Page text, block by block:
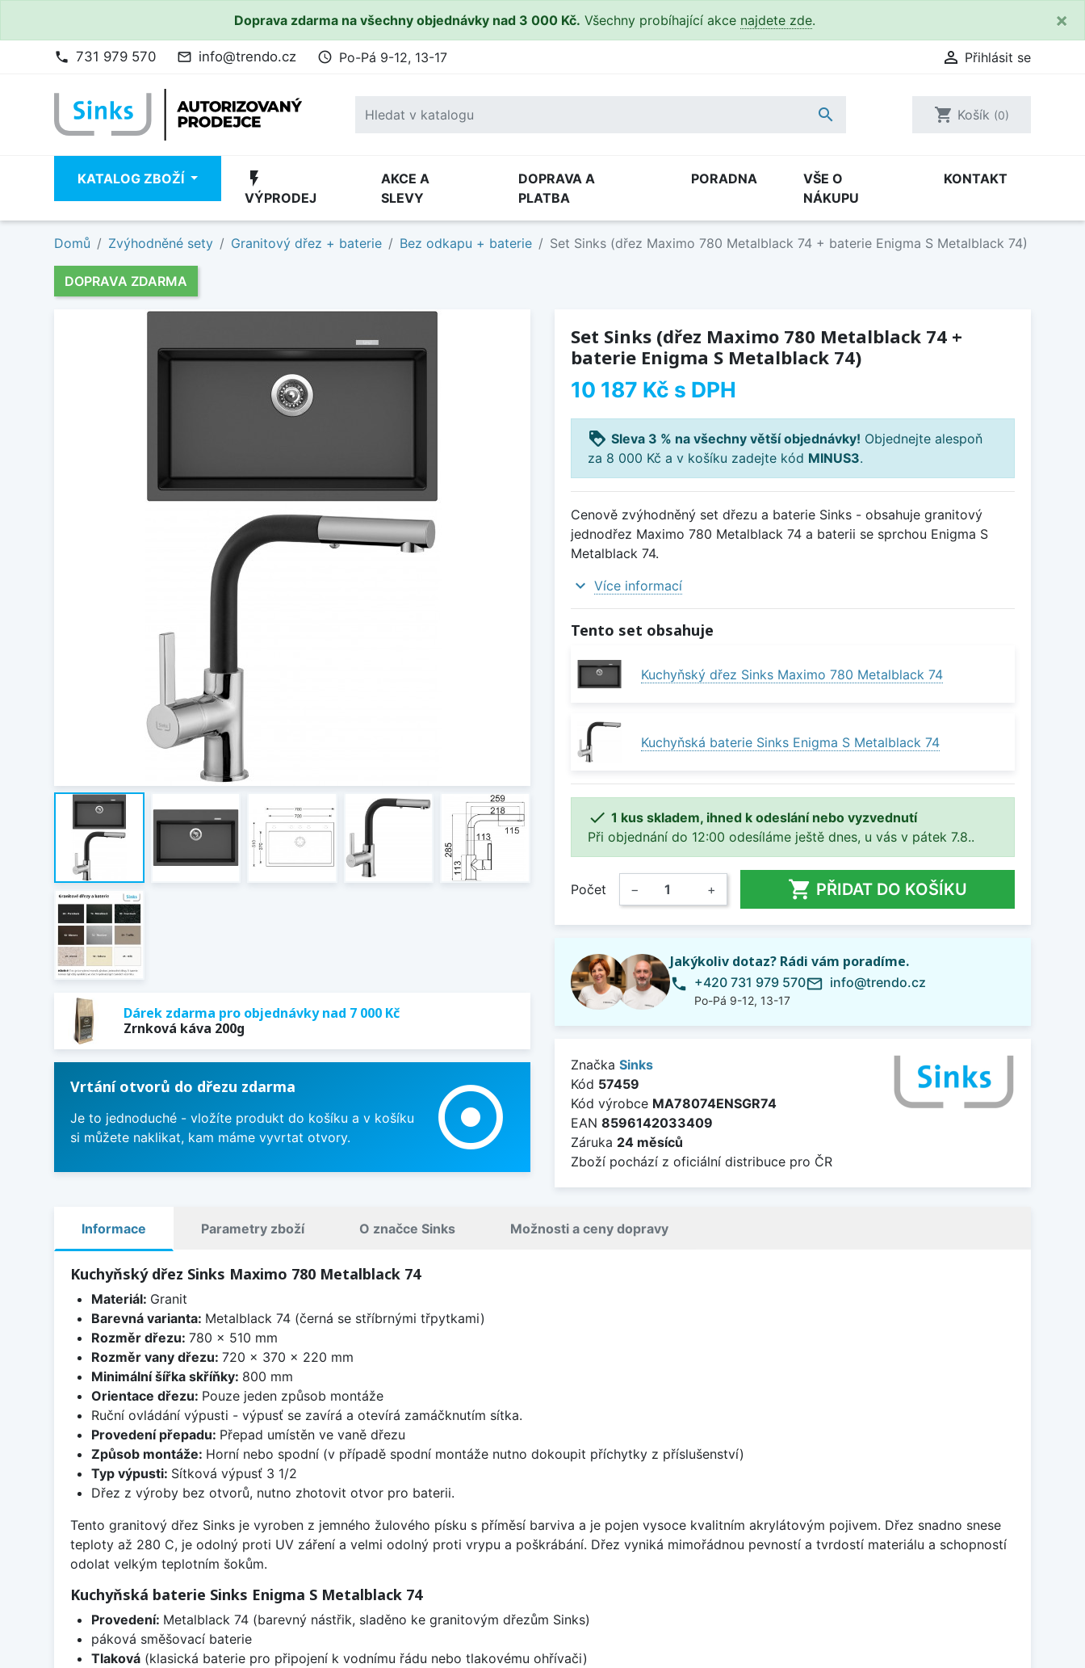
Doprava zdarma na všechny objednávky nad 3 000 Kč. Všechny probíhající akce najdete zde. ×
phone 731 979 570 mail_outline info@trendo.cz access_time Po-Pá 9-12, 13-17  Přihlásit se
 shopping_cart Košík (0)
KATALOG ZBOŽÍ flash_on
VÝPRODEJ
AKCE A
SLEVY
DOPRAVA A
PLATBA
PORADNA
VŠE O
NÁKUPU
KONTAKT
Domů Zvýhodněné sety Granitový dřez + baterie Bez odkapu + baterie Set Sinks (dřez Maximo 780 Metalblack 74 + baterie Enigma S Metalblack 74)
DOPRAVA ZDARMA
Dárek zdarma pro objednávky nad 7 000 Kč
Zrnková káva 200g
Vrtání otvorů do dřezu zdarma
Je to jednoduché - vložíte produkt do košíku a v košíku
si můžete naklikat, kam máme vyvrtat otvory.
adjust
Set Sinks (dřez Maximo 780 Metalblack 74 +
baterie Enigma S Metalblack 74)
10 187 Kč s DPH
loyalty Sleva 3 % na všechny větší objednávky! Objednejte alespoň
za 8 000 Kč a v košíku zadejte kód MINUS3.
Cenově zvýhodněný set dřezu a baterie Sinks - obsahuje granitový
jednodřez Maximo 780 Metalblack 74 a baterii se sprchou Enigma S
Metalblack 74.
expand_more Více informací
Tento set obsahuje
Kuchyňský dřez Sinks Maximo 780 Metalblack 74
Kuchyňská baterie Sinks Enigma S Metalblack 74
 1 kus skladem, ihned k odeslání nebo vyzvednutí
Při objednání do 12:00 odesíláme ještě dnes, u vás v pátek 7.8..
Počet − +  PŘIDAT DO KOŠÍKU
Jakýkoliv dotaz? Rádi vám poradíme.
phone +420 731 979 570
Po-Pá 9-12, 13-17
mail_outline info@trendo.cz
Značka Sinks
Kód 57459
Kód výrobce MA78074ENSGR74
EAN 8596142033409
Záruka 24 měsíců
Zboží pochází z oficiální distribuce pro ČR
Informace Parametry zboží O značce Sinks Možnosti a ceny dopravy
Kuchyňský dřez Sinks Maximo 780 Metalblack 74
Materiál: Granit
Barevná varianta: Metalblack 74 (černá se stříbrnými třpytkami)
Rozměr dřezu: 780 x 510 mm
Rozměr vany dřezu: 720 x 370 x 220 mm
Minimální šířka skříňky: 800 mm
Orientace dřezu: Pouze jeden způsob montáže
Ruční ovládání výpusti - výpusť se zavírá a otevírá zamáčknutím sítka.
Provedení přepadu: Přepad umístěn ve vaně dřezu
Způsob montáže: Horní nebo spodní (v případě spodní montáže nutno dokoupit příchytky z příslušenství)
Typ výpusti: Sítková výpusť 3 1/2
Dřez z výroby bez otvorů, nutno zhotovit otvor pro baterii.
Tento granitový dřez Sinks je vyroben z jemného žulového písku s příměsí barviva a je pojen vysoce kvalitním akrylátovým pojivem. Dřez snadno snese
teploty až 280 C, je odolný proti UV záření a velmi odolný proti vrypu a poškrábání. Dřez vyniká mimořádnou pevností a tvrdostí materiálu a schopností
odolat velkým teplotním šokům.
Kuchyňská baterie Sinks Enigma S Metalblack 74
Provedení: Metalblack 74 (barevný nástřik, sladěno ke granitovým dřezům Sinks)
páková směšovací baterie
Tlaková(klasická baterie pro připojení k vodnímu řádu nebo tlakovému ohřívači)